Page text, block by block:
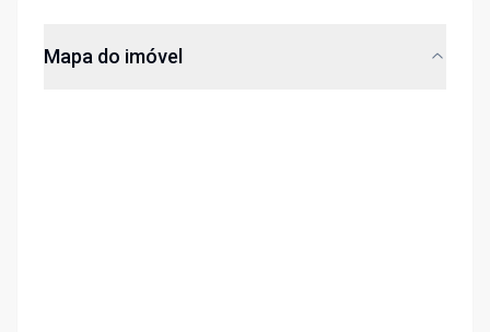
Mapa do imóvel